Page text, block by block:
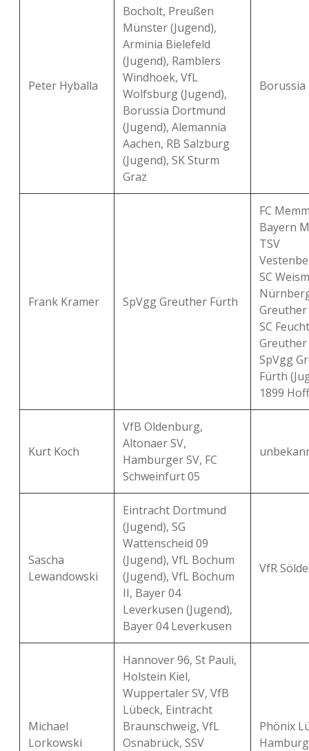
Peter Hyballa
Bocholt, Preußen
Münster (Jugend),
Arminia Bielefeld
(Jugend), Ramblers
Windhoek, VfL
Wolfsburg (Jugend),
Borussia Dortmund
(Jugend), Alemannia
Aachen, RB Salzburg
(Jugend), SK Sturm
Graz
Frank Kramer SpVgg Greuther Fürth
FC
Bayern
TSV
SC
Greuther
SC
SpVgg
Fürth
1899
Kurt Koch
VfB Oldenburg,
Altonaer SV,
Hamburger SV, FC
Schweinfurt 05
Sascha
Lewandowski
Eintracht Dortmund
(Jugend), SG
Wattenscheid 09
(Jugend), VfL Bochum
(Jugend), VfL Bochum
II, Bayer 04
Leverkusen (Jugend),
Bayer 04 Leverkusen
VfR Sölde
Michael
Lorkowski
Hannover 96, St Pauli,
Holstein Kiel,
Wuppertaler SV, VfB
Lübeck, Eintracht
Braunschweig, VfL
Osnabrück, SSV
Phönix
Hamburg